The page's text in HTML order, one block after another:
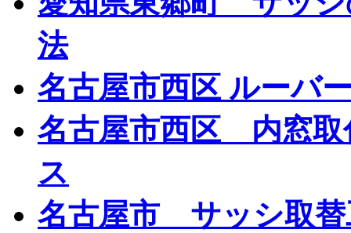
法
名古屋市西区 ルーバ
名古屋市西区 内窓
ス
名古屋市 サッシ取